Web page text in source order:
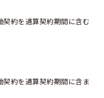
約を通算契約期間に含む
約を通算契約期間に含ま